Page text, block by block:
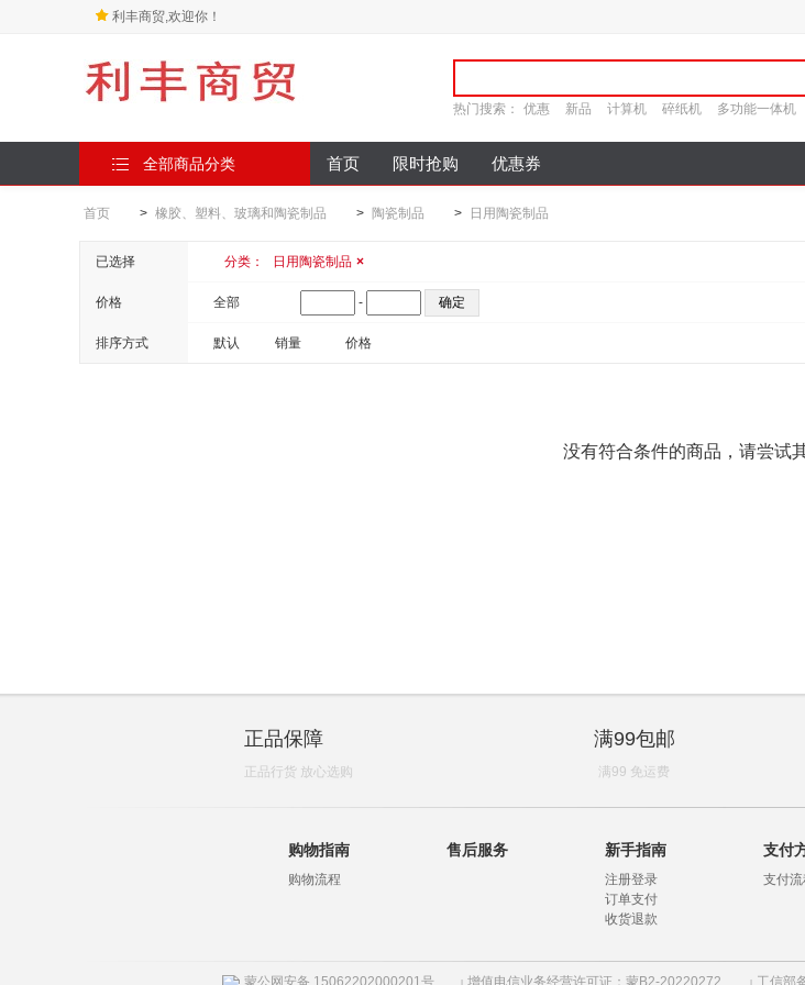
利丰商贸,欢迎你！
热门搜索： 优惠 新品 计算机 碎纸机 多功能一体机
全部商品分类 首页 限时抢购 优惠券
首页 > 橡胶、塑料、玻璃和陶瓷制品 > 陶瓷制品 > 日用陶瓷制品
已选择 分类： 日用陶瓷制品 ×
价格 全部 -
排序方式 默认 销量 价格
没有符合条件的商品，请尝试
正品保障
正品行货 放心选购
满99包邮
满99 免运费
购物指南
购物流程
售后服务 新手指南
注册登录
订单支付
收货退款
支付
支付流